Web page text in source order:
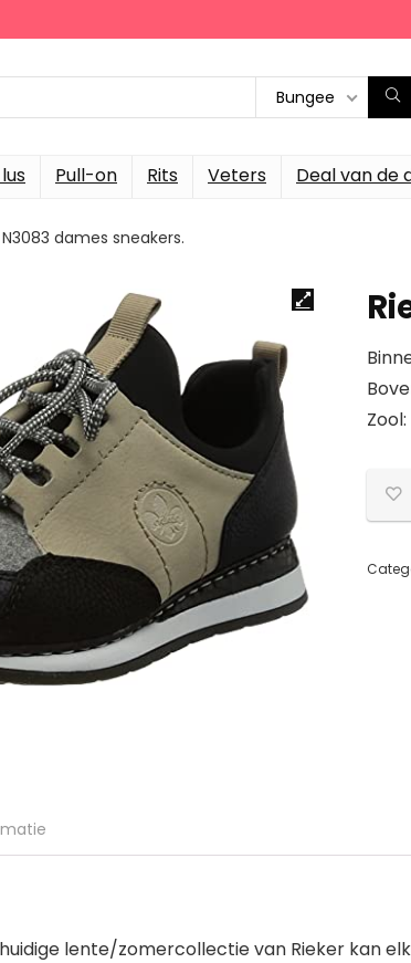
Bungee
Pull-on Rits Veters Deal van de
N3083 dames sneakers.
lente/zomercollectie van Rieker kan